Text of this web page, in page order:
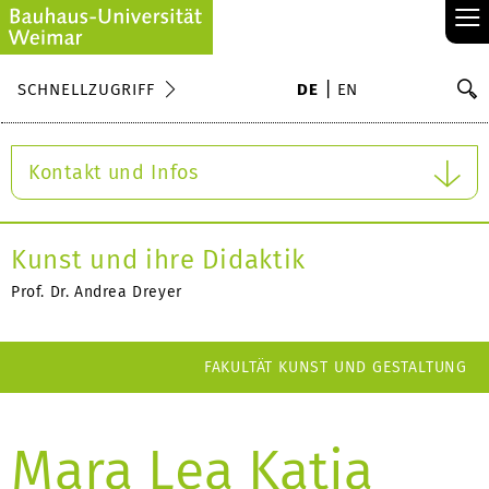
≡
SCHNELLZUGRIFF DE EN
Kontakt und Infos
Kunst und ihre Didaktik
Prof. Dr. Andrea Dreyer
FAKULTÄT KUNST UND GESTALTUNG
Mara Lea Katja